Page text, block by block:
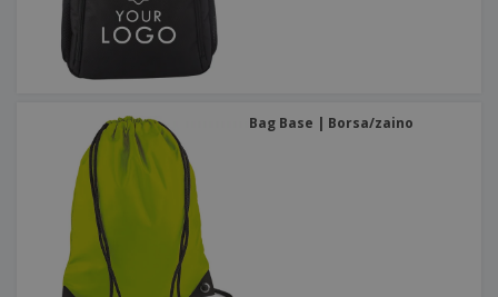
Bag Base | Borsa/zaino